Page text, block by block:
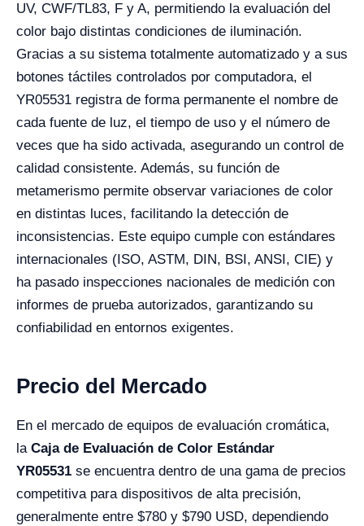
UV, CWF/TL83, F y A, permitiendo la evaluación del
color bajo distintas condiciones de iluminación.
Gracias a su sistema totalmente automatizado y a sus
botones táctiles controlados por computadora, el
YR05531 registra de forma permanente el nombre de
cada fuente de luz, el tiempo de uso y el número de
veces que ha sido activada, asegurando un control de
calidad consistente. Además, su función de
metamerismo permite observar variaciones de color
en distintas luces, facilitando la detección de
inconsistencias. Este equipo cumple con estándares
internacionales (ISO, ASTM, DIN, BSI, ANSI, CIE) y
ha pasado inspecciones nacionales de medición con
informes de prueba autorizados, garantizando su
confiabilidad en entornos exigentes.
Precio del Mercado
En el mercado de equipos de evaluación cromática,
la Caja de Evaluación de Color Estándar
YR05531 se encuentra dentro de una gama de precios
competitiva para dispositivos de alta precisión,
generalmente entre $780 y $790 USD, dependiendo